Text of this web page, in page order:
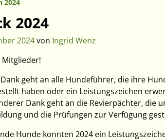
2024
2024
2024von Ingrid Wenz
Mitglieder!
geht an alle Hundeführer, die ihre
haben oder ein Leistungszeichen
Dank geht an die Revierpächter, die
und die Prüfungen zur Verfügung
Hunde konnten 2024 ein